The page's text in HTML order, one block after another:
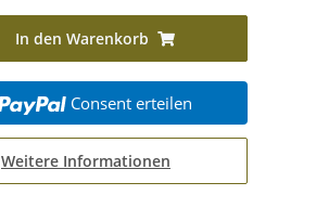
In den Warenkorb
Consent erteilen
Weitere Informationen